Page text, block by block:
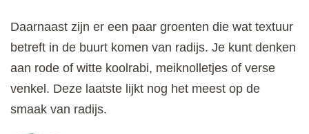
Daarnaast zijn er een paar groenten die wat textuur
betreft in de buurt komen van radijs. Je kunt denken
aan rode of witte koolrabi, meiknolletjes of verse
venkel. Deze laatste lijkt nog het meest op de
smaak van radijs.